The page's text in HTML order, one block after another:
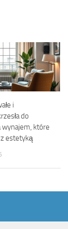
i
do
wynajem, które
z estetyką